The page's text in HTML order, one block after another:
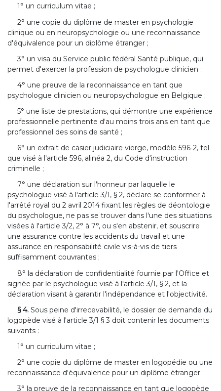
1° un curriculum vitae ;
2° une copie du diplôme de master en psychologie
clinique ou en neuropsychologie ou une reconnaissance
d'équivalence pour un diplôme étranger ;
3° un visa du Service public fédéral Santé publique, qui
permet d'exercer la profession de psychologue clinicien ;
4° une preuve de la reconnaissance en tant que
psychologue clinicien ou neuropsychologue en Belgique ;
5° une liste de prestations, qui démontre une expérience
professionnelle pertinente d'au moins trois ans en tant que
professionnel des soins de santé ;
6° un extrait de casier judiciaire vierge, modèle 596-2, tel
que visé à l'article 596, alinéa 2, du Code d'instruction
criminelle ;
7° une déclaration sur l'honneur par laquelle le
psychologue visé à l'article 3/1, § 2, déclare se conformer à
l'arrêté royal du 2 avril 2014 fixant les règles de déontologie
du psychologue, ne pas se trouver dans l'une des situations
visées à l'article 3/2, 2° à 7°, ou s'en abstenir, et souscrire
une assurance contre les accidents du travail et une
assurance en responsabilité civile vis-à-vis de tiers
suffisamment couvrantes ;
8° la déclaration de confidentialité fournie par l'Office et
signée par le psychologue visé à l'article 3/1, § 2, et la
déclaration visant à garantir l'indépendance et l'objectivité.
§ 4. Sous peine d'irrecevabilité, le dossier de demande du
logopède visé à l'article 3/1 § 3 doit contenir les documents
suivants :
1° un curriculum vitae ;
2° une copie du diplôme de master en logopédie ou une
reconnaissance d'équivalence pour un diplôme étranger ;
3° la preuve de la reconnaissance en tant que logopède